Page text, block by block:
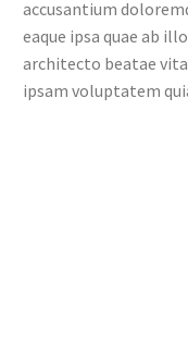
accusantium
eaque ipsa quae ab
architecto beatae
ipsam voluptatem